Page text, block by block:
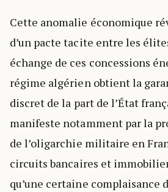
Cette anomalie économique
d’un pacte tacite entre les
échange de ces concessions
régime algérien obtient la
discret de la part de l’État
manifeste notamment par la
de l’oligarchie militaire en
circuits bancaires et
qu’une certaine complaisance